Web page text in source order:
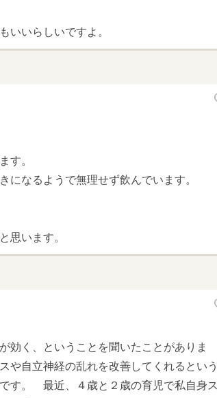
いいらしいですよ。
す。
になるようで無理せず飲んでいます。
思います。
効く、ということを聞いたことがありま
や自立神経の乱れを改善してくれるという
す。 最近、４歳と２歳の育児で私自身ス